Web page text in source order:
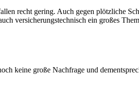
recht gering. Auch gegen plötzliche
versicherungstechnisch ein großes
keine große Nachfrage und